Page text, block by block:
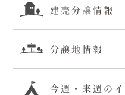
お電話での
せ
建売分譲情報
分譲地情報
今週・来週のイ